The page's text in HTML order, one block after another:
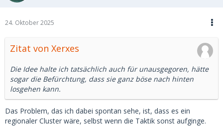
24. Oktober 2025
Zitat von Xerxes
Die Idee halte ich tatsächlich auch für unausgegoren, hätte
sogar die Befürchtung, dass sie ganz böse nach hinten
losgehen kann.
Das Problem, das ich dabei spontan sehe, ist, dass es ein
regionaler Cluster wäre, selbst wenn die Taktik sonst aufginge.